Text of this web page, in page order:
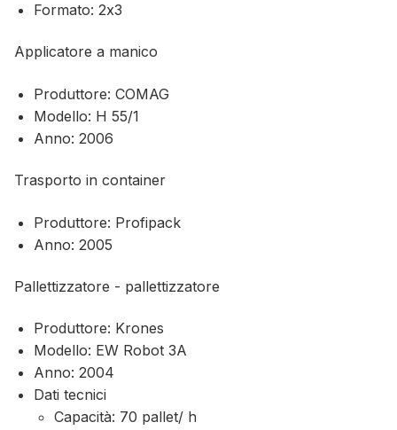
Formato: 2x3
Applicatore a manico
Produttore: COMAG
Modello: H 55/1
Anno: 2006
Trasporto in container
Produttore: Profipack
Anno: 2005
Pallettizzatore - pallettizzatore
Produttore: Krones
Modello: EW Robot 3A
Anno: 2004
Dati tecnici
Capacità: 70 pallet/ h